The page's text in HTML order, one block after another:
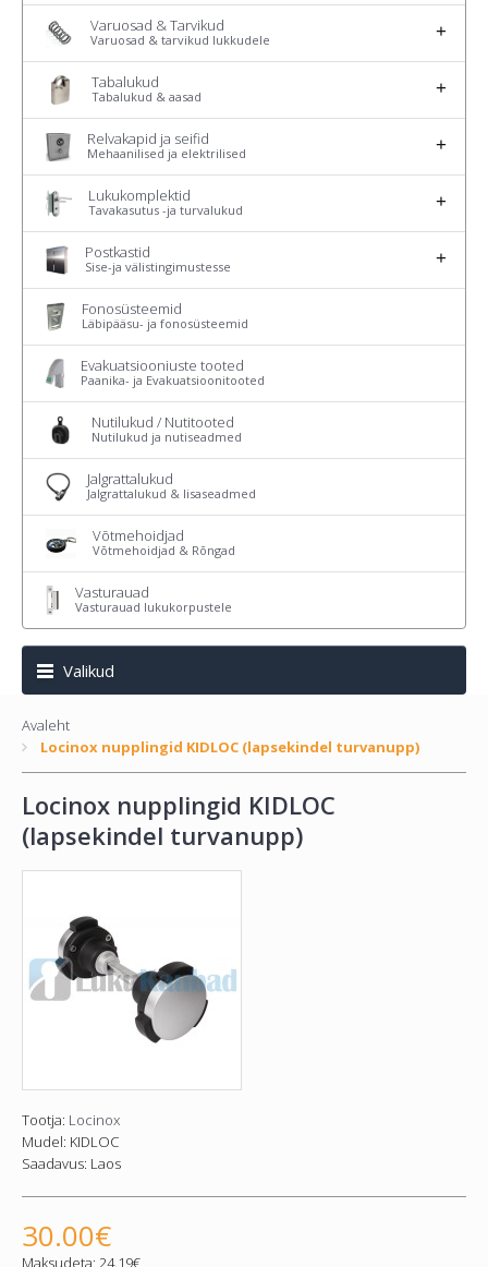
Varuosad & Tarvikud
Varuosad & tarvikud lukkudele
Tabalukud
Tabalukud & aasad
Relvakapid ja seifid
Mehaanilised ja elektrilised
Lukukomplektid
Tavakasutus -ja turvalukud
Postkastid
Sise-ja välistingimustesse
Fonosüsteemid
Läbipääsu- ja fonosüsteemid
Evakuatsiooniuste tooted
Paanika- ja Evakuatsioonitooted
Nutilukud / Nutitooted
Nutilukud ja nutiseadmed
Jalgrattalukud
Jalgrattalukud & lisaseadmed
Võtmehoidjad
Võtmehoidjad & Rõngad
Vasturauad
Vasturauad lukukorpustele
Valikud
Avaleht
Locinox nupplingid KIDLOC (lapsekindel turvanupp)
Locinox nupplingid KIDLOC
(lapsekindel turvanupp)
Tootja: Locinox
Mudel: KIDLOC
Saadavus: Laos
30.00€
Maksudeta: 24.19€